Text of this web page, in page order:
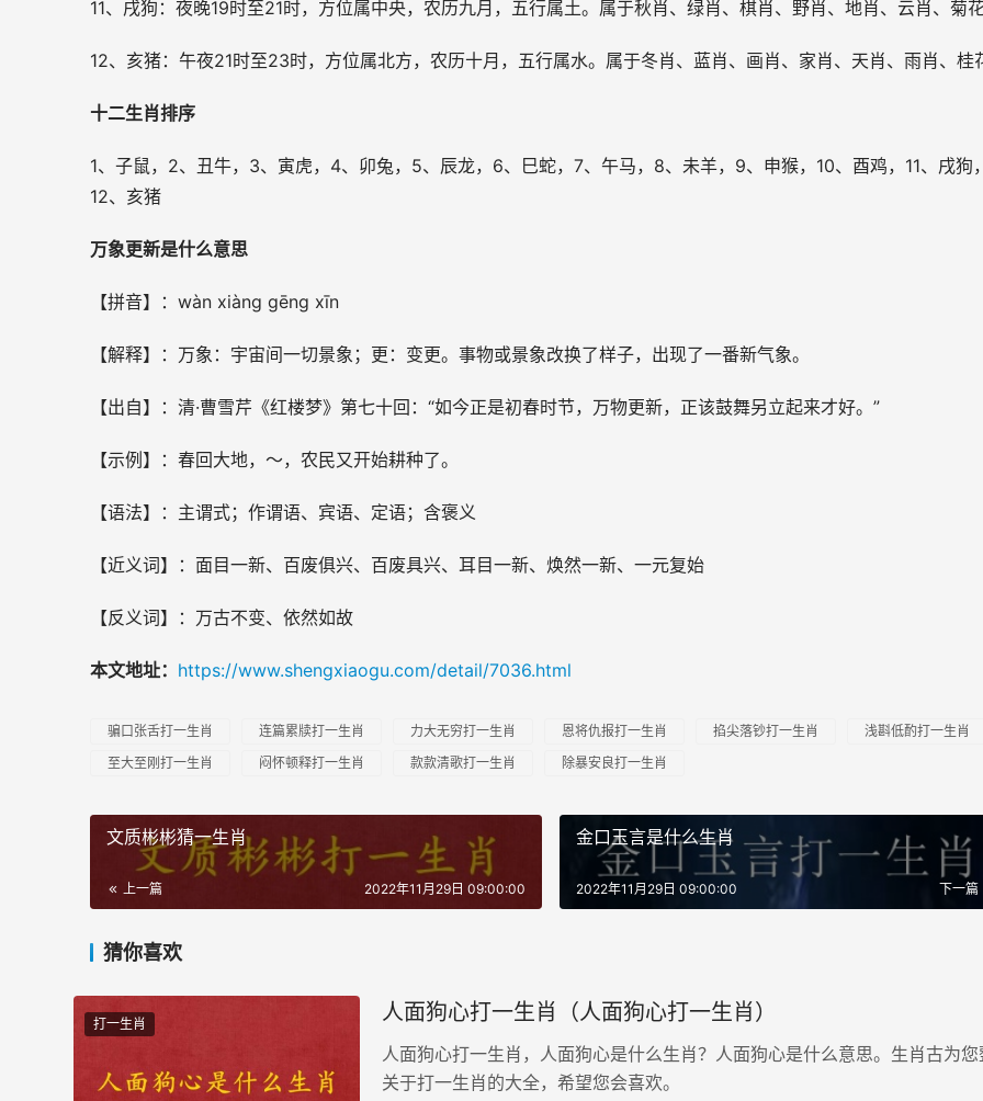
11、戌狗：夜晚19时至21时，方位属中央，农历九月，五行属土。属于秋肖、绿肖、棋肖、野肖、地肖、云肖、菊
12、亥猪：午夜21时至23时，方位属北方，农历十月，五行属水。属于冬肖、蓝肖、画肖、家肖、天肖、雨肖、桂
十二生肖排序
1、子鼠，2、丑牛，3、寅虎，4、卯兔，5、辰龙，6、巳蛇，7、午马，8、未羊，9、申猴，10、酉鸡，11、戌狗
12、亥猪
万象更新是什么意思
【拼音】：wàn xiàng gēng xīn
【解释】：万象：宇宙间一切景象；更：变更。事物或景象改换了样子，出现了一番新气象。
【出自】：清·曹雪芹《红楼梦》第七十回：“如今正是初春时节，万物更新，正该鼓舞另立起来才好。”
【示例】：春回大地，～，农民又开始耕种了。
【语法】：主谓式；作谓语、宾语、定语；含褒义
【近义词】：面目一新、百废俱兴、百废具兴、耳目一新、焕然一新、一元复始
【反义词】：万古不变、依然如故
本文地址： https://www.shengxiaogu.com/detail/7036.html
骗口张舌打一生肖 连篇累牍打一生肖 力大无穷打一生肖 恩将仇报打一生肖 掐尖落钞打一生肖
浅斟低酌打一生肖
至大至刚打一生肖
闷怀顿释打一生肖 款款清歌打一生肖 除暴安良打一生肖
文质彬彬猜一生肖
上一篇 2022年11月29日 09:00:00
金口玉言是什么生肖
下一篇
2022年11月29日 09:00:00
猜你喜欢
打一生肖 人面狗心打一生肖（人面狗心打一生肖）
人面狗心打一生肖，人面狗心是什么生肖？人面狗心是什么意思。生肖古为您
关于打一生肖的大全，希望您会喜欢。